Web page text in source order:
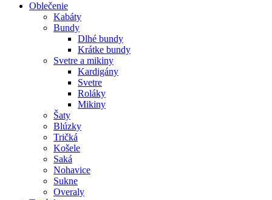
Oblečenie
Kabáty
Bundy
Dlhé bundy
Krátke bundy
Svetre a mikiny
Kardigány
Svetre
Roláky
Mikiny
Šaty
Blúzky
Tričká
Košele
Saká
Nohavice
Sukne
Overaly